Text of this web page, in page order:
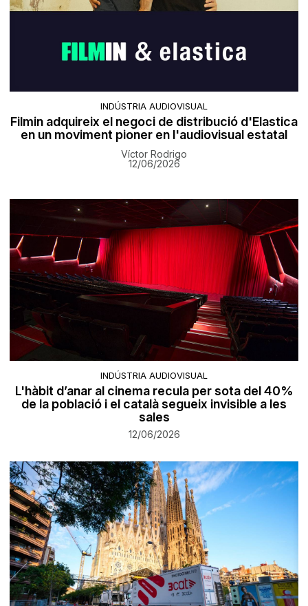
INDÚSTRIA AUDIOVISUAL
Filmin adquireix el negoci de distribució d'Elastica
en un moviment pioner en l'audiovisual estatal
Víctor Rodrigo
12/06/2026
INDÚSTRIA AUDIOVISUAL
L'hàbit d’anar al cinema recula per sota del 40%
de la població i el català segueix invisible a les
sales
12/06/2026